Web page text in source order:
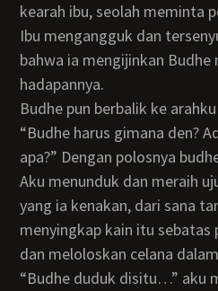
kearah ibu, seolah meminta
Ibu mengangguk dan tersenyum padanya, pertanda
bahwa ia mengijinkan Budhe
hadapannya.
Budhe pun berbalik ke
“Budhe harus gimana den? Aden mau pake gaya
apa?” Dengan polosnya
Aku menunduk dan meraih ujung bawah kain jarik
yang ia kenakan, dari sana
menyingkap kain itu sebatas
dan meloloskan celana
“Budhe duduk disitu…” aku menunjuk kearah meja